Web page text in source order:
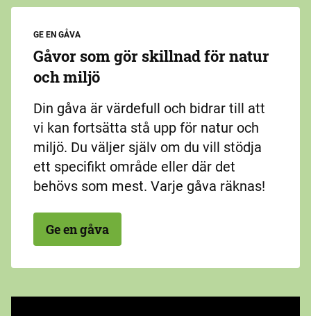
GE EN GÅVA
Gåvor som gör skillnad för natur
och miljö
Din gåva är värdefull och bidrar till att
vi kan fortsätta stå upp för natur och
miljö. Du väljer själv om du vill stödja
ett specifikt område eller där det
behövs som mest. Varje gåva räknas!
Ge en gåva